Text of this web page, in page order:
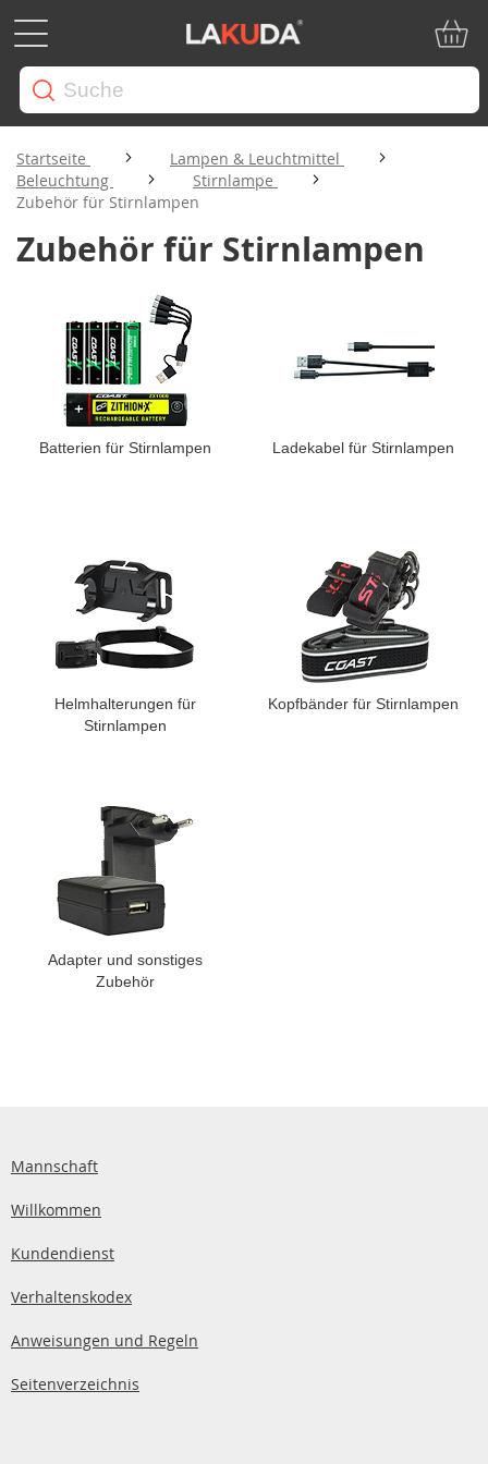
Startseite
Lampen & Leuchtmittel
Beleuchtung
Stirnlampe
Zubehör für Stirnlampen
Zubehör für Stirnlampen
Batterien für Stirnlampen Ladekabel für Stirnlampen
Helmhalterungen für
Stirnlampen
Kopfbänder für Stirnlampen
Adapter und sonstiges
Zubehör
Mannschaft
Willkommen
Kundendienst
Verhaltenskodex
Anweisungen und Regeln
Seitenverzeichnis